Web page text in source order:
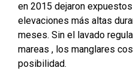
en 2015 dejaron
elevaciones más altas
meses. Sin el lavado
mareas , los manglares
posibilidad.